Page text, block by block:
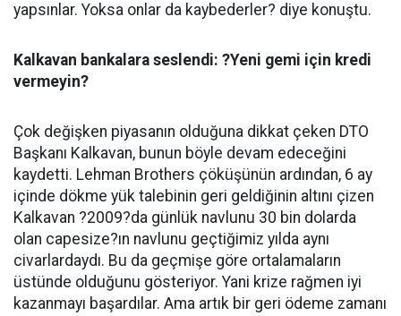
yapsınlar. Yoksa onlar da kaybederler? diye konuştu.
Kalkavan bankalara seslendi: ?Yeni gemi için kredi
vermeyin?
Çok değişken piyasanın olduğuna dikkat çeken DTO
Başkanı Kalkavan, bunun böyle devam edeceğini
kaydetti. Lehman Brothers çöküşünün ardından, 6 ay
içinde dökme yük talebinin geri geldiğinin altını çizen
Kalkavan ?2009?da günlük navlunu 30 bin dolarda
olan capesize?ın navlunu geçtiğimiz yılda aynı
civarlardaydı. Bu da geçmişe göre ortalamaların
üstünde olduğunu gösteriyor. Yani krize rağmen iyi
kazanmayı başardılar. Ama artık bir geri ödeme zamanı